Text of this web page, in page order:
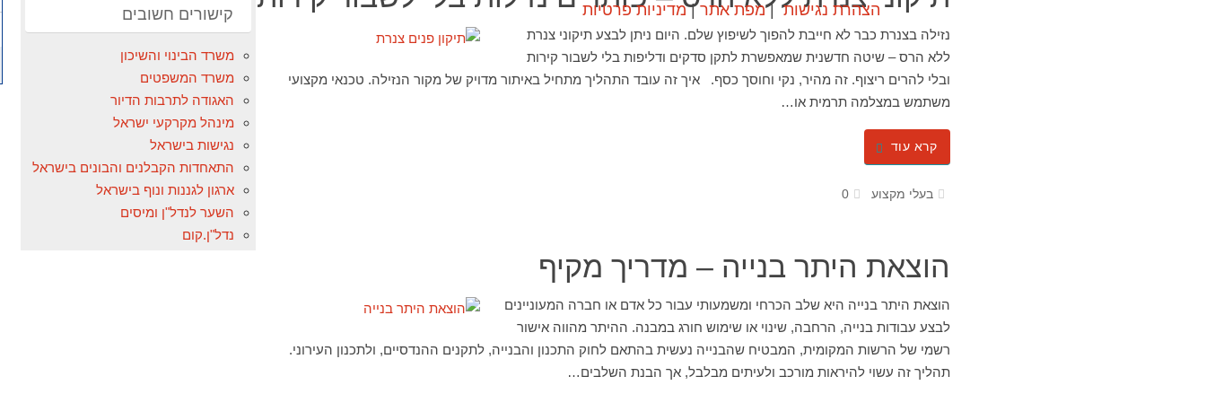
נזילה בצנרת כבר לא חייבת להפוך לשיפוץ שלם. היום ניתן לבצע תיקוני צנרת
ללא הרס – שיטה חדשנית שמאפשרת לתקן סדקים ודליפות בלי לשבור קירות
ובלי להרים ריצוף. זה מהיר, נקי וחוסך כסף. איך זה עובד התהליך מתחיל באיתור מדויק של מקור הנזילה. טכנאי מקצועי
משתמש במצלמה תרמית או…
קרא עוד
בעלי מקצוע 0
הוצאת היתר בנייה – מדריך מקיף
הוצאת היתר בנייה היא שלב הכרחי ומשמעותי עבור כל אדם או חברה המעוניינים
לבצע עבודות בנייה, הרחבה, שינוי או שימוש חורג במבנה. ההיתר מהווה אישור
רשמי של הרשות המקומית, המבטיח שהבנייה נעשית בהתאם לחוק התכנון והבנייה, לתקנים ההנדסיים, ולתכנון העירוני.
תהליך זה עשוי להיראות מורכב ולעיתים מבלבל, אך הבנת השלבים…
קישורים חשובים
משרד הבינוי והשיכון
משרד המשפטים
האגודה לתרבות הדיור
מינהל מקרקעי ישראל
נגישות בישראל
התאחדות הקבלנים והבונים בישראל
ארגון לגננות ונוף בישראל
השער לנדל"ן ומיסים
נדל"ן.קום
הצהרת נגישות|מפת אתר|מדיניות פרטיות